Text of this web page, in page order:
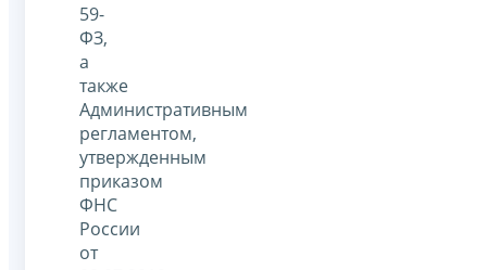
59-
ФЗ,
а
также
Административным
регламентом,
утвержденным
приказом
ФНС
России
от